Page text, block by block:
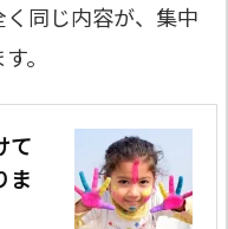
同じ内容が、集中
。
て
ま